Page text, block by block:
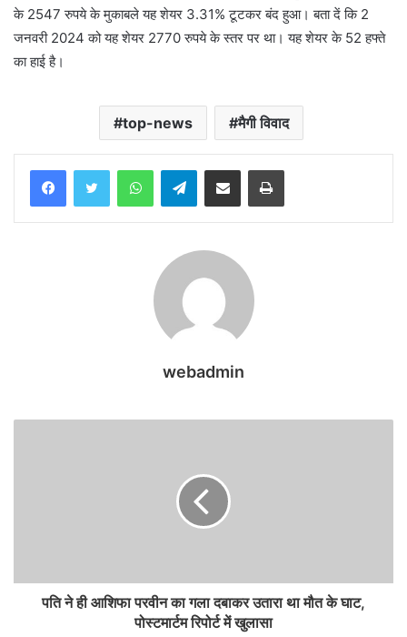
के 2547 रुपये के मुकाबले यह शेयर 3.31% टूटकर बंद हुआ। बता दें कि 2
जनवरी 2024 को यह शेयर 2770 रुपये के स्तर पर था। यह शेयर के 52 हफ्ते
का हाई है।
top-news मैगी विवाद
WhatsAppTelegramShare via Email Print
webadmin
पति ने ही आशिफा परवीन का गला दबाकर उतारा था मौत के घाट,
पोस्टमार्टम रिपोर्ट में खुलासा